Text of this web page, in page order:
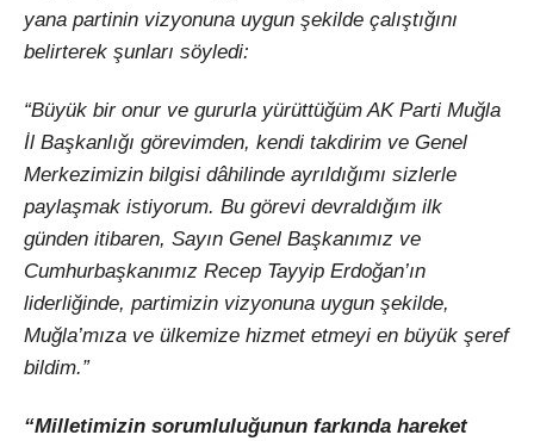
yana partinin vizyonuna uygun şekilde çalıştığını
belirterek şunları söyledi:
“Büyük bir onur ve gururla yürüttüğüm AK Parti Muğla
İl Başkanlığı görevimden, kendi takdirim ve Genel
Merkezimizin bilgisi dâhilinde ayrıldığımı sizlerle
paylaşmak istiyorum. Bu görevi devraldığım ilk
günden itibaren, Sayın Genel Başkanımız ve
Cumhurbaşkanımız Recep Tayyip Erdoğan’ın
liderliğinde, partimizin vizyonuna uygun şekilde,
Muğla’mıza ve ülkemize hizmet etmeyi en büyük şeref
bildim.”
“Milletimizin sorumluluğunun farkında hareket